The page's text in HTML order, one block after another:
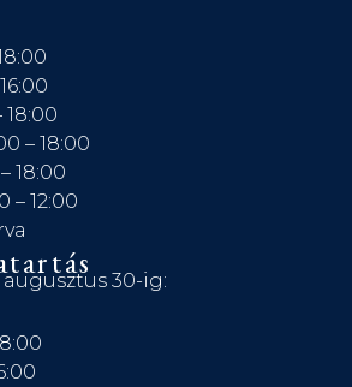
18:00
– 18:00
18:00
– 12:00
augusztus 30-ig: